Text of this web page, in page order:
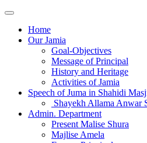
Home
Our Jamia
Goal-Objectives
Message of Principal
History and Heritage
Activities of Jamia
Speech of Juma in Shahidi
Shayekh Allama Anwar
Admin. Department
Present Malise Shura
Majlise Amela